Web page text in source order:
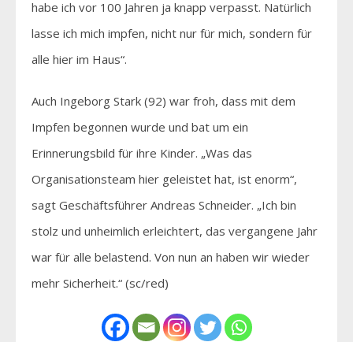
habe ich vor 100 Jahren ja knapp verpasst. Natürlich
lasse ich mich impfen, nicht nur für mich, sondern für
alle hier im Haus“.
Auch Ingeborg Stark (92) war froh, dass mit dem
Impfen begonnen wurde und bat um ein
Erinnerungsbild für ihre Kinder. „Was das
Organisationsteam hier geleistet hat, ist enorm“,
sagt Geschäftsführer Andreas Schneider. „Ich bin
stolz und unheimlich erleichtert, das vergangene Jahr
war für alle belastend. Von nun an haben wir wieder
mehr Sicherheit.“ (sc/red)